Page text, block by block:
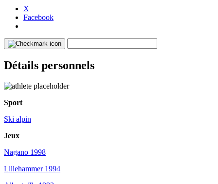
X
Facebook
Détails personnels
Sport
Ski alpin
Jeux
Nagano 1998
Lillehammer 1994